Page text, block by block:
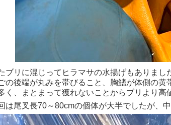
ブリに混じってヒラマサの水揚げもありまし
の後端が丸みを帯びること、胸鰭が体側の
く、まとまって獲れないことからブリより高
は尾叉長70～80cmの個体が大半でしたが、